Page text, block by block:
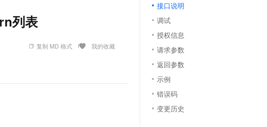
列表
复制 MD 格式 我的收藏
接口说明
调试
授权信息
请求参数
返回参数
示例
错误码
变更历史
图片和视频生成 语音识别与合成
Qwen3-TTS-Flash
云数据库 RDS 数字证书管理服务（原SSL证书）
实现全站HTTPS，呈现可信的WEB访问
短信服务
大数据开发治理平台 DataWorks
一键部署幻兽帕鲁游戏服务器 HappyHorse 打造一站式影视创作平台
漫剧工坊：一站式动画创作平台
快速生产连贯的高质量长漫剧
10 分钟搭建微信、支付宝小程序
高效部署网站，快速应用到小程序
低至2折
AI 电商营销
先锋实践拓展 AI 生产力的边界
飞天发布时刻
所见，即是所愿
AI 实训营
从基础到进阶，Agent 创客手把手教你
创新加速
Token 补贴，五大权
益加速 OPC 成功
宝塔 Linux
CentOS
公司注册
上云迁移
代维服务
云存储合作计划
数据库合作计划
伙伴信用分合作计划
更多支持
合作伙伴培训与认证
查询合作伙伴
登录合作伙伴管理后台
全部认证
训练营
镜像站
我要反馈
我要建议
我要投诉
云栖大会
活动全景
校园招聘